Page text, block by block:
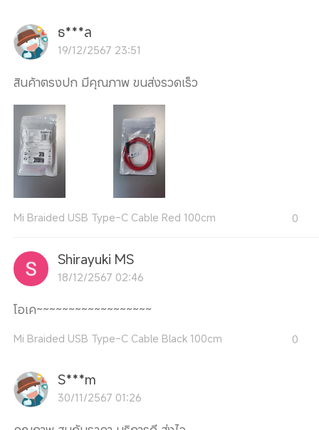
ธ***ล
19/12/2567 23:51
สินค้าตรงปก มีคุณภาพ ขนส่งรวดเร็ว
Mi Braided USB Type-C Cable Red 100cm 0
Shirayuki MS
18/12/2567 02:46
โอเค~~~~~~~~~~~~~~~~~~
Mi Braided USB Type-C Cable Black 100cm 0
S***m
30/11/2567 01:26